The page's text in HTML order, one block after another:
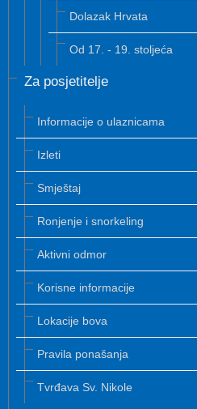
Dolazak Hrvata
Od 17. - 19. stoljeća
Za posjetitelje
Informacije o ulaznicama
Izleti
Smještaj
Ronjenje i snorkeling
Aktivni odmor
Korisne informacije
Lokacije bova
Pravila ponašanja
Tvrđava Sv. Nikole